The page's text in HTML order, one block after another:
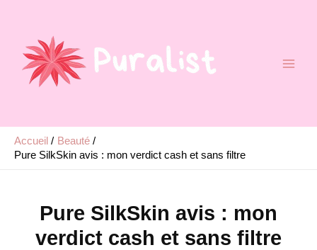
Accueil
Beauté
Pure SilkSkin avis : mon verdict cash et sans filtre
Pure SilkSkin avis : mon
verdict cash et sans filtre